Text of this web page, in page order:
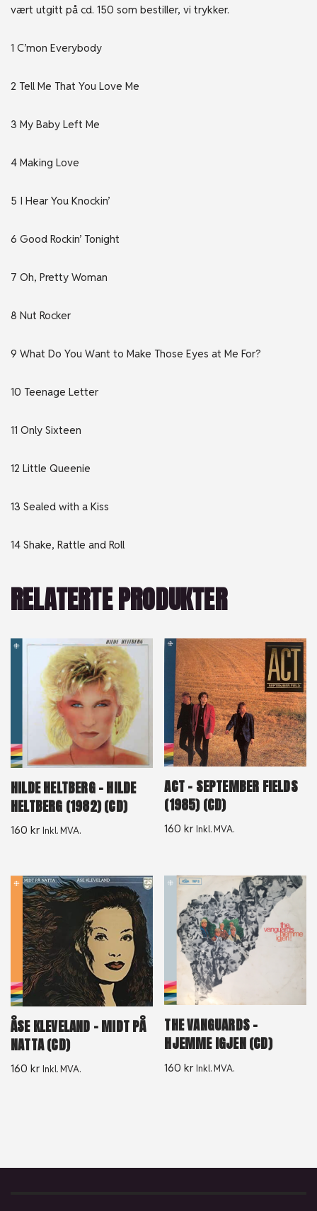
vært utgitt på cd. 150 som bestiller, vi trykker.
1 C’mon Everybody
2 Tell Me That You Love Me
3 My Baby Left Me
4 Making Love
5 I Hear You Knockin’
6 Good Rockin’ Tonight
7 Oh, Pretty Woman
8 Nut Rocker
9 What Do You Want to Make Those Eyes at Me For?
10 Teenage Letter
11 Only Sixteen
12 Little Queenie
13 Sealed with a Kiss
14 Shake, Rattle and Roll
RELATERTE PRODUKTER
HILDE HELTBERG – HILDE
HELTBERG (1982) (CD)
160 kr Inkl. MVA.
ACT – SEPTEMBER FIELDS
(1985) (CD)
160kr Inkl. MVA.
ÅSE KLEVELAND – MIDT PÅ
NATTA (CD)
160 kr Inkl. MVA.
THE VANGUARDS –
HJEMME IGJEN (CD)
160kr Inkl. MVA.